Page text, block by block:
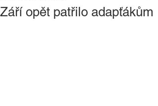
Září opět patřilo adapťákům